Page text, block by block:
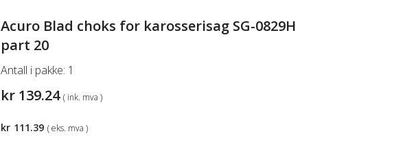
Acuro Blad choks for karosserisag SG-0829H
part 20
kr 139.24 ( ink. mva )
Antall i pakke: 1
kr 111.39 ( eks. mva )